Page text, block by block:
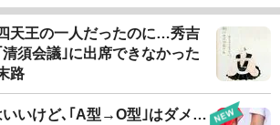
天王の一人だったのに…秀吉
須会議｣に出席できなかった
路
いけど､｢A型→O型｣はダメ…